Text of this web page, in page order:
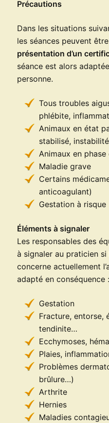
Précautions
Dans les situations
les séances peuvent
présentation d’un
séance est alors
personne.
Tous troubles
phlébite,
Animaux en état
stabilisé,
Animaux en
Maladie grave
Certains
anticoagulant)
Gestation à risque
Éléments à signaler
Les responsables des
à signaler au praticien si
concerne actuellement
adapté en conséquence :
Gestation
Fracture, entorse,
tendinite…
Ecchymoses,
Plaies,
Problèmes
brûlure…)
Arthrite
Hernies
Maladies